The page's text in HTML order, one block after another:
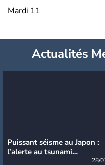
Mardi 11
Actualités
Puissant séisme au Japon :
l’alerte au tsunami
28/